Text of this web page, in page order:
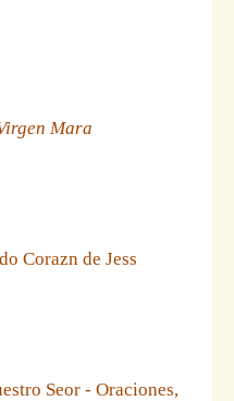
Mara
Corazn de Jess
Seor - Oraciones,